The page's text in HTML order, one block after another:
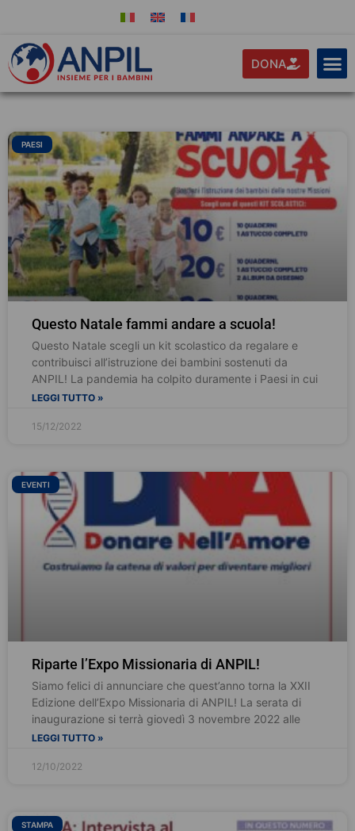
DONA
PAESI
Questo Natale fammi andare a scuola!
Questo Natale scegli un kit scolastico da regalare e
contribuisci all’istruzione dei bambini sostenuti da
ANPIL! La pandemia ha colpito duramente i Paesi in cui
LEGGI TUTTO »
15/12/2022
EVENTI
Riparte l’Expo Missionaria di ANPIL!
Siamo felici di annunciare che quest’anno torna la XXII
Edizione dell’Expo Missionaria di ANPIL! La serata di
inaugurazione si terrà giovedì 3 novembre 2022 alle
LEGGI TUTTO »
12/10/2022
STAMPA